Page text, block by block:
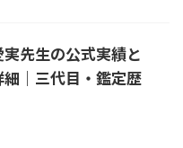
先生の公式実績と
｜三代目・鑑定歴